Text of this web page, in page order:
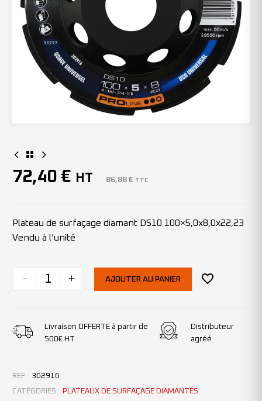
72,40 € HT 86,88 € TTC
Plateau de surfaçage diamant DS10 100×5,0x8,0x22,23
Vendu à l’unité
- + AJOUTER AU PANIER
Livraison OFFERTE à partir de
500€ HT
Distributeur
agréé
REF : 302916
CATÉGORIES :
PLATEAUX DE SURFAÇAGE DIAMANTÉS